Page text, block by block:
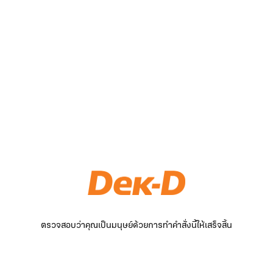
ตรวจสอบว่าคุณเป็นมนุษย์ด้วยการทำคำสั่งนี้ให้เสร็จสิ้น